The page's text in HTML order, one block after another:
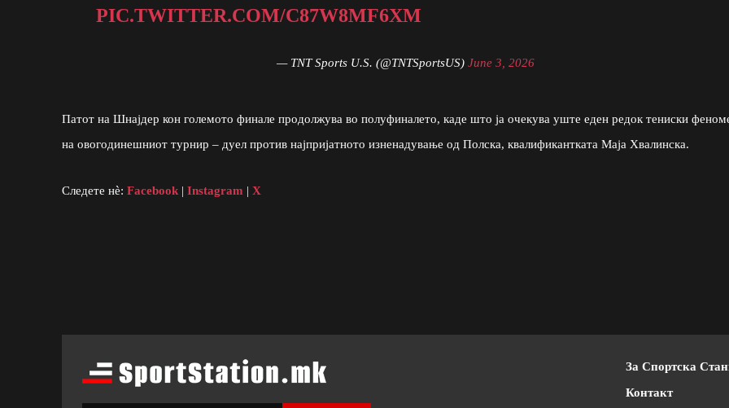
PIC.TWITTER.COM/C87W8MF6XM
— TNT Sports U.S. (@TNTSportsUS) June 3, 2026
Патот на Шнајдер кон големото финале продолжува во полуфиналето, каде што ја очекува уште еден редок тениски
на овогодинешниот турнир – дуел против најпријатното изненадување од Полска, квалификантката Маја Хвалинска.
Следете нè: Facebook | Instagram | X
За Спортска
Контакт